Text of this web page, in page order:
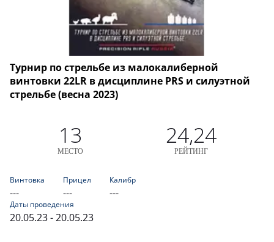
Турнир по стрельбе из малокалиберной
винтовки 22LR в дисциплине PRS и силуэтной
стрельбе (весна 2023)
13
МЕСТО
24,24
РЕЙТИНГ
Винтовка
---
Прицел
---
Калибр
---
Даты проведения
20.05.23 - 20.05.23